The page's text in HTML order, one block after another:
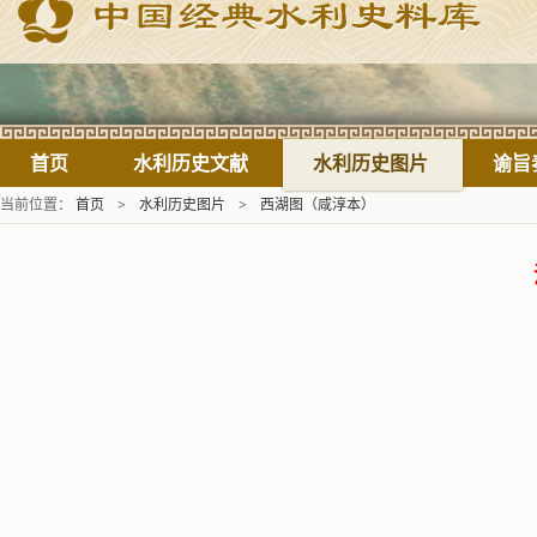
首页 水利历史文献 水利历史图片 谕旨
当前位置： 首页 > 水利历史图片 > 西湖图（咸淳本）